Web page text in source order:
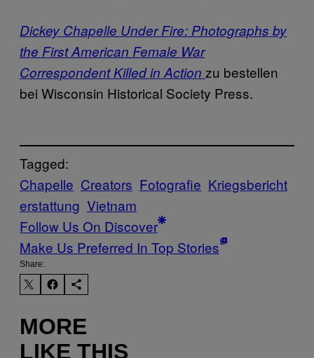
Dickey Chapelle Under Fire: Photographs by
the First American Female War
Correspondent Killed in Action zu bestellen
bei Wisconsin Historical Society Press.
Tagged:
Chapelle Creators Fotografie Kriegsbericht
erstattung Vietnam
Follow Us On Discover
Make Us Preferred In Top Stories
Share:
MORE
LIKE THIS